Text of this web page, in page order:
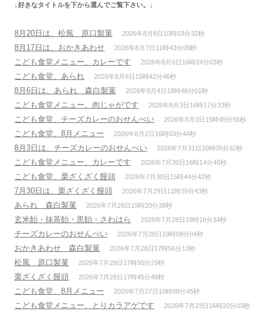
ョ
ン
↓好きなタイトルを下から選んでご覧下さい。↓
8月20日は、松風 原口製菓 2026年8月8日10時03分32秒
8月17日は、おかきあわせ 2026年8月7日11時43分09秒
こども食堂メニュー、カレーです 2026年8月6日16時24分03秒
こども食堂、あられ 2026年8月6日15時42分46秒
8月6日は、あられ 森白製菓 2026年8月4日18時46分01秒
こども食堂メニュー、肉じゃがです 2026年8月3日16時17分33秒
こども食堂、チーズカレーのおせんべい 2026年8月3日15時49分56秒
こども食堂、8月メニュー 2026年8月2日16時03分44秒
8月3日は、チーズカレーのおせんべい 2026年7月31日20時05分32秒
こども食堂メニュー、カレーです 2026年7月30日16時14分46秒
こども食堂、栗ざくざく饅頭 2026年7月30日15時44分42秒
7月30日は、栗ざくざく饅頭 2026年7月29日11時39分43秒
あられ 森白製菓 2026年7月28日19時20分38秒
玄米飴・抹茶飴・黒飴・さわはら 2026年7月28日19時16分34秒
チーズカレーのおせんべい 2026年7月28日19時09分04秒
おかきあわせ 森白製菓 2026年7月28日17時56分13秒
松風 原口製菓 2026年7月28日17時50分29秒
栗ざくざく饅頭 2026年7月28日17時45分49秒
こども食堂、8月メニュー 2026年7月27日10時08分45秒
こども食堂メニュー、とりカラアゲです 2026年7月23日16時20分03秒